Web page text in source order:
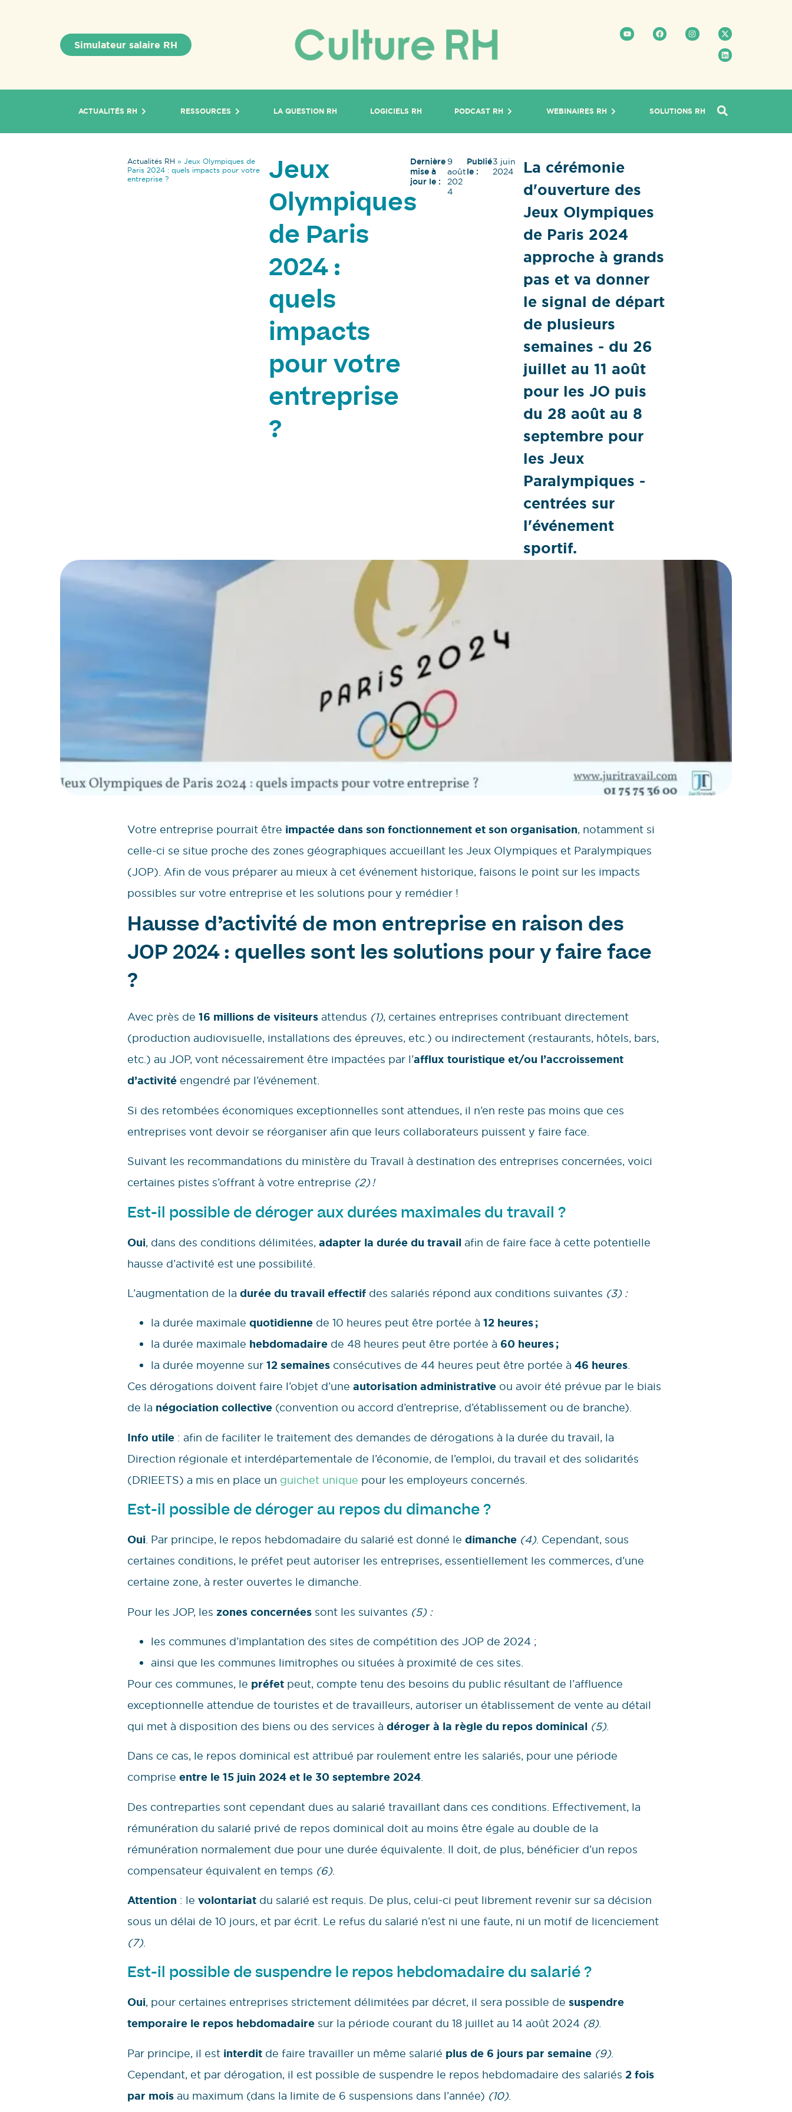
Simulateur salaire RH
ACTUALITÉS RH RESSOURCES LA QUESTION RH LOGICIELS RH PODCAST RH WEBINAIRES RH SOLUTIONS RH
Actualités RH » Jeux Olympiques de
Paris 2024 : quels impacts pour votre
entreprise ?
Jeux
Olympiques
de Paris
2024 :
quels
impacts
pour votre
entreprise
?
Dernière
mise à
jour le :
9
août
202
4
Publié
le :
3 juin
2024
La cérémonie
d'ouverture des
Jeux Olympiques
de Paris 2024
approche à grands
pas et va donner
le signal de départ
de plusieurs
semaines - du 26
juillet au 11 août
pour les JO puis
du 28 août au 8
septembre pour
les Jeux
Paralympiques -
centrées sur
l'événement
sportif.
Votre entreprise pourrait être impactée dans son fonctionnement et son organisation, notamment si
celle-ci se situe proche des zones géographiques accueillant les Jeux Olympiques et Paralympiques
(JOP). Afin de vous préparer au mieux à cet événement historique, faisons le point sur les impacts
possibles sur votre entreprise et les solutions pour y remédier !
Hausse d’activité de mon entreprise en raison des
JOP 2024 : quelles sont les solutions pour y faire face
?
Avec près de 16 millions de visiteurs attendus (1), certaines entreprises contribuant directement
(production audiovisuelle, installations des épreuves, etc.) ou indirectement (restaurants, hôtels, bars,
etc.) au JOP, vont nécessairement être impactées par l’afflux touristique et/ou l’accroissement
d’activité engendré par l’événement.
Si des retombées économiques exceptionnelles sont attendues, il n’en reste pas moins que ces
entreprises vont devoir se réorganiser afin que leurs collaborateurs puissent y faire face.
Suivant les recommandations du ministère du Travail à destination des entreprises concernées, voici
certaines pistes s’offrant à votre entreprise (2) !
Est-il possible de déroger aux durées maximales du travail ?
Oui, dans des conditions délimitées, adapter la durée du travail afin de faire face à cette potentielle
hausse d’activité est une possibilité.
L’augmentation de la durée du travail effectif des salariés répond aux conditions suivantes (3) :
la durée maximale quotidienne de 10 heures peut être portée à 12 heures ;
la durée maximale hebdomadaire de 48 heures peut être portée à 60 heures ;
la durée moyenne sur 12 semaines consécutives de 44 heures peut être portée à 46 heures.
Ces dérogations doivent faire l’objet d’une autorisation administrative ou avoir été prévue par le biais
de la négociation collective (convention ou accord d’entreprise, d’établissement ou de branche).
Info utile : afin de faciliter le traitement des demandes de dérogations à la durée du travail, la
Direction régionale et interdépartementale de l’économie, de l’emploi, du travail et des solidarités
(DRIEETS) a mis en place un guichet unique pour les employeurs concernés.
Est-il possible de déroger au repos du dimanche ?
Oui. Par principe, le repos hebdomadaire du salarié est donné le dimanche (4). Cependant, sous
certaines conditions, le préfet peut autoriser les entreprises, essentiellement les commerces, d’une
certaine zone, à rester ouvertes le dimanche.
Pour les JOP, les zones concernées sont les suivantes (5) :
les communes d’implantation des sites de compétition des JOP de 2024 ;
ainsi que les communes limitrophes ou situées à proximité de ces sites.
Pour ces communes, le préfet peut, compte tenu des besoins du public résultant de l’affluence
exceptionnelle attendue de touristes et de travailleurs, autoriser un établissement de vente au détail
qui met à disposition des biens ou des services à déroger à la règle du repos dominical (5).
Dans ce cas, le repos dominical est attribué par roulement entre les salariés, pour une période
comprise entre le 15 juin 2024 et le 30 septembre 2024.
Des contreparties sont cependant dues au salarié travaillant dans ces conditions. Effectivement, la
rémunération du salarié privé de repos dominical doit au moins être égale au double de la
rémunération normalement due pour une durée équivalente. Il doit, de plus, bénéficier d’un repos
compensateur équivalent en temps (6).
Attention : le volontariat du salarié est requis. De plus, celui-ci peut librement revenir sur sa décision
sous un délai de 10 jours, et par écrit. Le refus du salarié n’est ni une faute, ni un motif de licenciement
(7).
Est-il possible de suspendre le repos hebdomadaire du salarié ?
Oui, pour certaines entreprises strictement délimitées par décret, il sera possible de suspendre
temporaire le repos hebdomadaire sur la période courant du 18 juillet au 14 août 2024 (8).
Par principe, il est interdit de faire travailler un même salarié plus de 6 jours par semaine (9).
Cependant, et par dérogation, il est possible de suspendre le repos hebdomadaire des salariés 2 fois
par mois au maximum (dans la limite de 6 suspensions dans l’année) (10).